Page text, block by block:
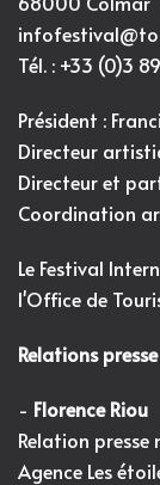
Tél. : +33 (0)3
Président :
Directeur
Directeur et
Coordination
Le Festival
l'Office de
Relations
- Florence Riou
Relation
Agence Les